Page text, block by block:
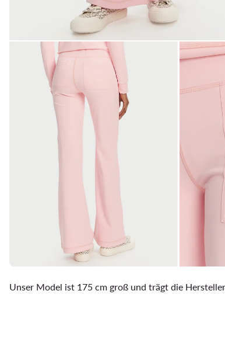
Unser Model ist 175 cm groß und trägt die